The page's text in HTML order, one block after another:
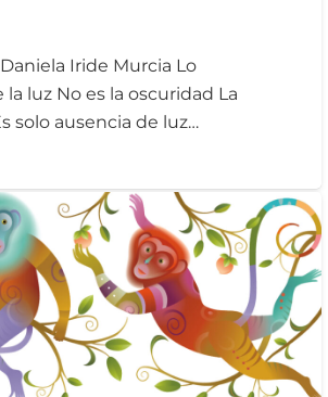
Iride Murcia Lo
luz No es la oscuridad La
solo ausencia de luz…